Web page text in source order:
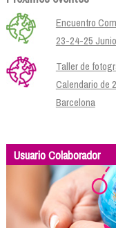
Encuentro
23-24-25
Taller de
Calendario de
Barcelona
Usuario Colaborador